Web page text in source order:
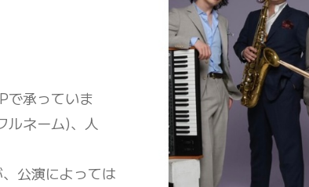
で承っていま
ルネーム)、人
公演によっては